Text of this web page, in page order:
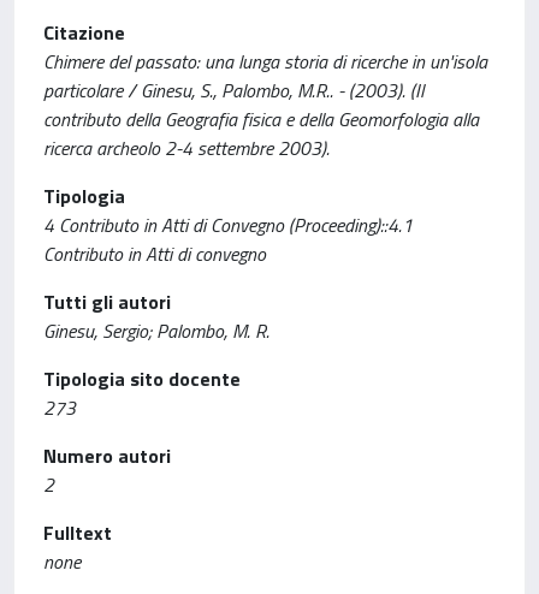
Citazione
Chimere del passato: una lunga storia di ricerche in un'isola
particolare / Ginesu, S., Palombo, M.R.. - (2003). (Il
contributo della Geografia fisica e della Geomorfologia alla
ricerca archeolo 2-4 settembre 2003).
Tipologia
4 Contributo in Atti di Convegno (Proceeding)::4.1
Contributo in Atti di convegno
Tutti gli autori
Ginesu, Sergio; Palombo, M. R.
Tipologia sito docente
273
Numero autori
2
Fulltext
none